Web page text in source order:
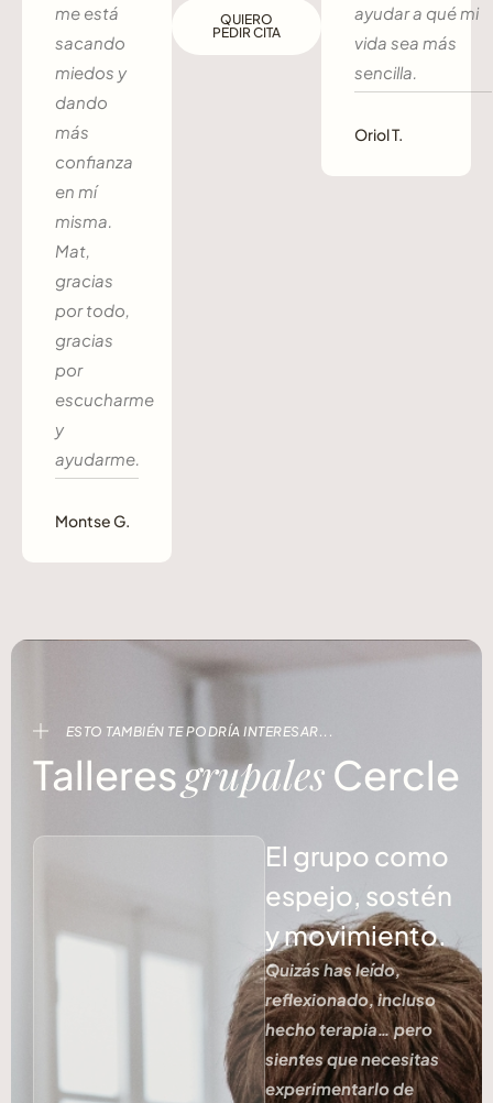
me está
sacando
miedos y
dando
más
confianza
en mí
misma.
Mat,
gracias
por todo,
gracias
por
escucharme
y
ayudarme.
Montse G.
QUIERO
PEDIR CITA
ayudar a qué mi
vida sea más
sencilla.
Oriol T.
ESTO TAMBIÉN TE PODRÍA INTERESAR...
Talleresgrupales Cercle
El grupo como
espejo, sostén
y movimiento.
Quizás has leído,
reflexionado, incluso
hecho terapia… pero
sientes que necesitas
experimentarlo de